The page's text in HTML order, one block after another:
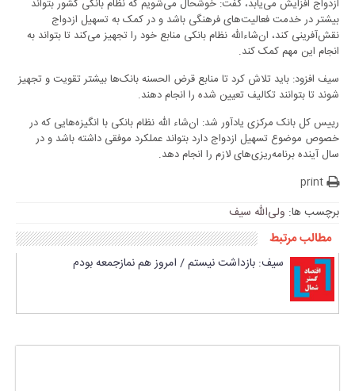
ازدواج افزایش می‌یابد، گفت: خوشحال می‌شویم که نظام بانکی کشور بتواند
بیشتر در خدمت فعالیت‌های فرهنگی باشد و در کمک به تسهیل ازدواج
نقش‌آفرینی کند، ان‌شاء‌الله نظام بانکی منابع خود را تجهیز می‌کند تا بتواند به
انجام این مهم کمک کند.
سیف افزود: باید تلاش کرد تا منابع قرض‌ الحسنه بانک‌ها بیشتر تقویت و تجهیز
شوند تا بتوانند تکالیف تعیین شده را انجام دهند.
رییس کل بانک مرکزی یادآور شد: ان‌شاء الله نظام بانکی با انگیزه‌هایی که در
خصوص موضوع تسهیل ازدواج دارد بتواند عملکرد موفقی داشته باشد و در
سال آینده برنامه‌ریزی‌های لازم را انجام دهد.
print
برچسب ها: ولی‌الله سیف
مطالب مرتبط
سیف: بازداشت نیستم / امروز هم نمازجمعه بودم